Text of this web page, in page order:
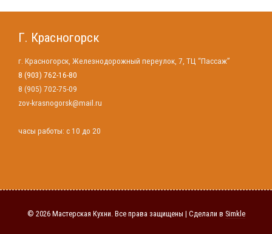
Г. Красногорск
г. Красногорск, Железнодорожный переулок, 7, ТЦ “Пассаж”
8 (903) 762-16-80
8 (905) 702-75-09
zov-krasnogorsk@mail.ru
часы работы: с 10 до 20
© 2026 Мастерская Кухни. Все права защищены | Сделали в Simkle